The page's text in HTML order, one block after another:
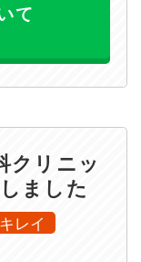
て
クリニッ
ました
レイ